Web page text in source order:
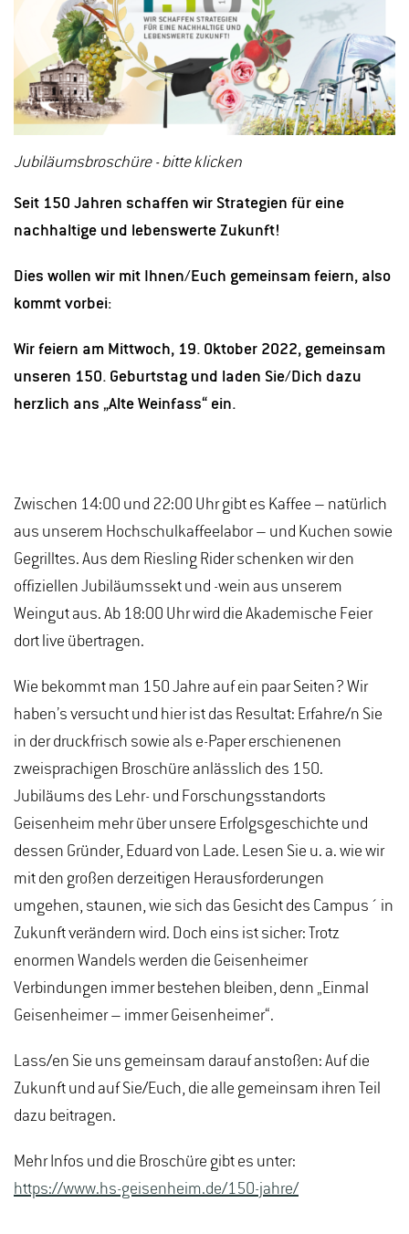
Jubiläumsbroschüre - bitte klicken
Seit 150 Jahren schaffen wir Strategien für eine
nachhaltige und lebenswerte Zukunft!
Dies wollen wir mit Ihnen/Euch gemeinsam feiern, also
kommt vorbei:
Wir feiern am Mittwoch, 19. Oktober 2022, gemeinsam
unseren 150. Geburtstag und laden Sie/Dich dazu
herzlich ans „Alte Weinfass“ ein.
Zwischen 14:00 und 22:00 Uhr gibt es Kaffee – natürlich
aus unserem Hochschulkaffeelabor – und Kuchen sowie
Gegrilltes. Aus dem Riesling Rider schenken wir den
offiziellen Jubiläumssekt und -wein aus unserem
Weingut aus. Ab 18:00 Uhr wird die Akademische Feier
dort live übertragen.
Wie bekommt man 150 Jahre auf ein paar Seiten? Wir
haben’s versucht und hier ist das Resultat: Erfahre/n Sie
in der druckfrisch sowie als e-Paper erschienenen
zweisprachigen Broschüre anlässlich des 150.
Jubiläums des Lehr- und Forschungsstandorts
Geisenheim mehr über unsere Erfolgsgeschichte und
dessen Gründer, Eduard von Lade. Lesen Sie u. a. wie wir
mit den großen derzeitigen Herausforderungen
umgehen, staunen, wie sich das Gesicht des Campus´ in
Zukunft verändern wird. Doch eins ist sicher: Trotz
enormen Wandels werden die Geisenheimer
Verbindungen immer bestehen bleiben, denn „Einmal
Geisenheimer – immer Geisenheimer“.
Lass/en Sie uns gemeinsam darauf anstoßen: Auf die
Zukunft und auf Sie/Euch, die alle gemeinsam ihren Teil
dazu beitragen.
Mehr Infos und die Broschüre gibt es unter:
https://www.hs-geisenheim.de/150-jahre/